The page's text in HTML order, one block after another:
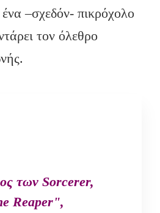
–σχεδόν- πικρόχολο
τον όλεθρο
των Sorcerer,
Reaper",